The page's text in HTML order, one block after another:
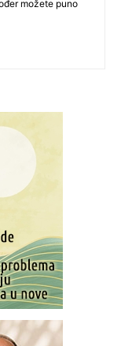
možete puno